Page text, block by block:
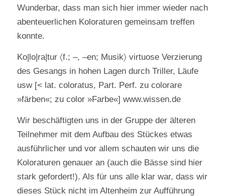
Wunderbar, dass man sich hier immer wieder nach
abenteuerlichen Koloraturen gemeinsam treffen
konnte.
Ko|lo|ra|tur 〈f.; –, –en; Musik〉 virtuose Verzierung
des Gesangs in hohen Lagen durch Triller, Läufe
usw [< lat. coloratus, Part. Perf. zu colorare
»färben«; zu color »Farbe«] www.wissen.de
Wir beschäftigten uns in der Gruppe der älteren
Teilnehmer mit dem Aufbau des Stückes etwas
ausführlicher und vor allem schauten wir uns die
Koloraturen genauer an (auch die Bässe sind hier
stark gefordert!). Als für uns alle klar war, dass wir
dieses Stück nicht im Altenheim zur Aufführung